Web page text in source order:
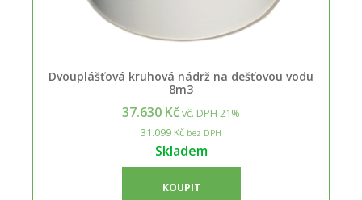
Dvouplášťová kruhová nádrž na dešťovou vodu
8m3
37.630 Kčvč. DPH 21%
31.099 Kč bez DPH
Skladem
KOUPIT